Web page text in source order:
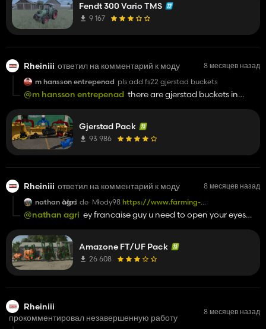
Fendt 300 Vario TMS
9 167
Rheiniii ответил на комментарий к моду
8 месяцев назад
m hansson entrepenad pls add fs22 gjerstad buckets
@m hansson entrepenad there are gjerstad buckets in
Gjerstad Pack
93 986
Rheiniii ответил на комментарий к моду
8 месяцев назад
nathan agriMod de Młody98 https://www.farming-
simulator.com/mod.php?mod_id=291051&title=fs2022
J'espere que vous lui avez demandée l'autorisation de le
allez dire je l'ai indiqué dans les crédits mais qui perçois la
monétisation du lien ???. S'approprier le travail des autres
lamentables.
@nathan agri ey francaise guy u need to open your eyes
shark09 so mlody getted a permission for that link
Amazone FT/UF Pack
26 608
Rheiniii
прокомментировал незавершенную работу
8 месяцев назад